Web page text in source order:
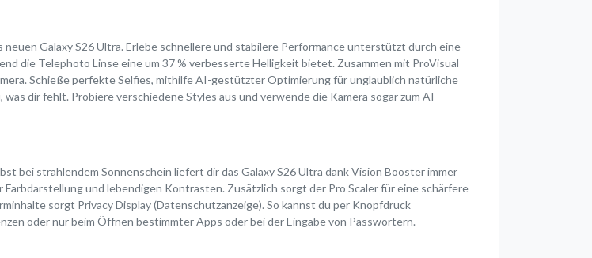
Galaxy S26 Ultra. Erlebe schnellere und stabilere Performance unterstützt durch eine
die Telephoto Linse eine um 37 % verbesserte Helligkeit bietet. Zusammen mit ProVisual
Schieße perfekte Selfies, mithilfe AI-gestützter Optimierung für unglaublich natürliche
dir fehlt. Probiere verschiedene Styles aus und verwende die Kamera sogar zum AI-
bei strahlendem Sonnenschein liefert dir das Galaxy S26 Ultra dank Vision Booster immer
Farbdarstellung und lebendigen Kontrasten. Zusätzlich sorgt der Pro Scaler für eine schärfere
sorgt Privacy Display (Datenschutzanzeige). So kannst du per Knopfdruck
oder nur beim Öffnen bestimmter Apps oder bei der Eingabe von Passwörtern.